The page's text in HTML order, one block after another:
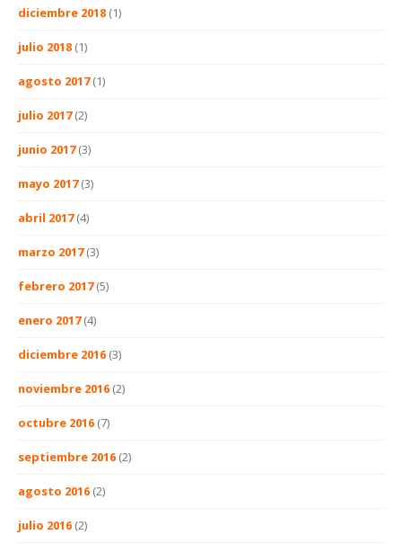
diciembre 2018 (1)
julio 2018 (1)
agosto 2017(1)
julio 2017(2)
junio 2017(3)
mayo 2017(3)
abril 2017(4)
marzo 2017(3)
febrero 2017(5)
enero 2017(4)
diciembre 2016 (3)
noviembre 2016 (2)
octubre 2016 (7)
septiembre 2016 (2)
agosto 2016 (2)
julio 2016 (2)